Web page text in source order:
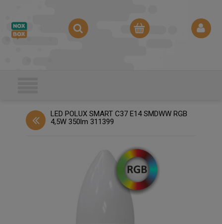
LED POLUX SMART C37 E14 SMDWW RGB
4,5W 350lm 311399